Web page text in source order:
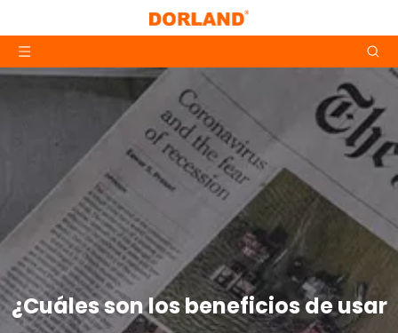
¿Cuáles son los beneficios de usar